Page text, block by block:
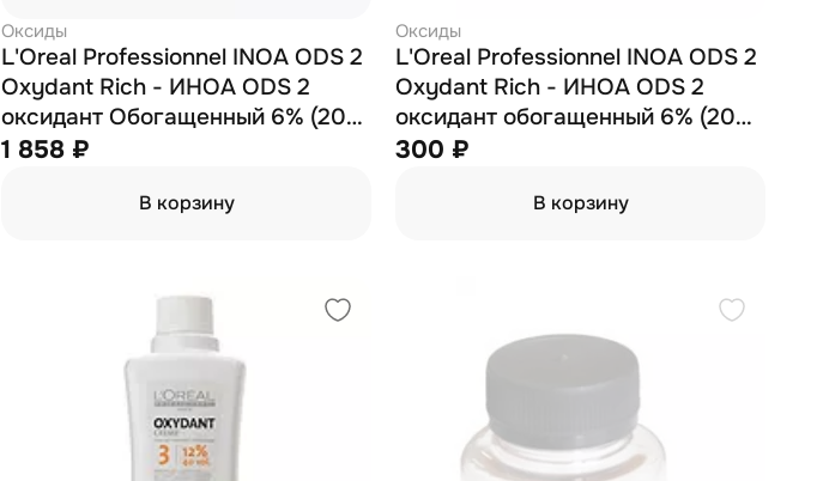
Оксиды
L'Oreal Professionnel INOA ODS 2
Oxydant Rich - ИНОА ODS 2
оксидант Обогащенный 6% (20
vol.) 1000 мл
1 858 ₽
В корзину
Оксиды
L'Oreal Professionnel INOA ODS 2
Oxydant Rich - ИНОА ODS 2
оксидант обогащенный 6% (20
vol.) 80 мл (розлив)
300 ₽
В корзину